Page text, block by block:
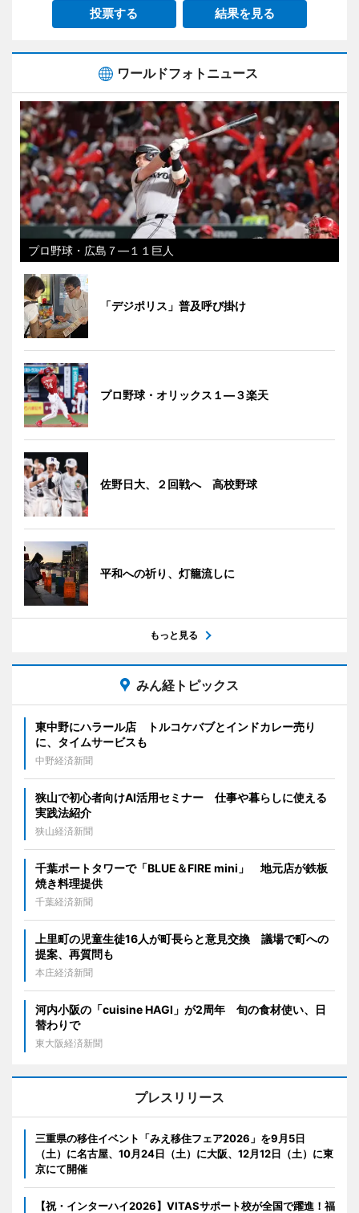
投票する 結果を見る
ワールドフォトニュース
プロ野球・広島７―１１巨人
「デジポリス」普及呼び掛け
プロ野球・オリックス１―３楽天
佐野日大、２回戦へ 高校野球
平和への祈り、灯籠流しに
もっと見る
みん経トピックス
東中野にハラール店 トルコケバブとインドカレー売り
に、タイムサービスも
中野経済新聞
狭山で初心者向けAI活用セミナー 仕事や暮らしに使える
実践法紹介
狭山経済新聞
千葉ポートタワーで「BLUE＆FIRE mini」 地元店が鉄板
焼き料理提供
千葉経済新聞
上里町の児童生徒16人が町長らと意見交換 議場で町への
提案、再質問も
本庄経済新聞
河内小阪の「cuisine HAGI」が2周年 旬の食材使い、日
替わりで
東大阪経済新聞
プレスリリース
三重県の移住イベント「みえ移住フェア2026」を9月5日
（土）に名古屋、10月24日（土）に大阪、12月12日（土）に東
京にて開催
【祝・インターハイ2026】VITASサポート校が全国で躍進！福